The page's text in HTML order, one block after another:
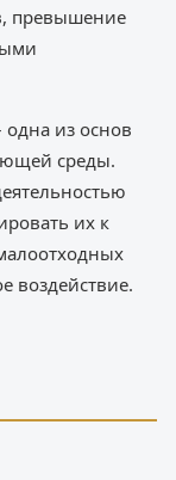
превышение
из основ
среды.
их к
воздействие.